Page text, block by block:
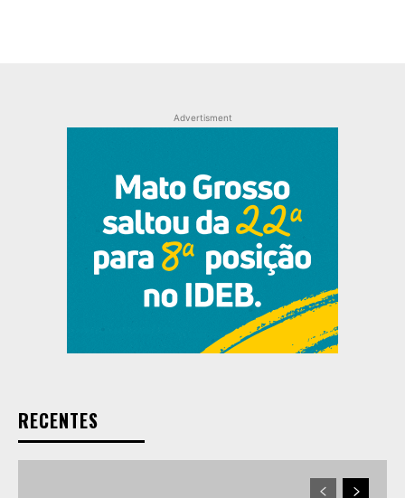
Advertisment
RECENTES